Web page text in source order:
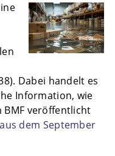
Dabei handelt es
Information, wie
BMF veröffentlicht
dem September